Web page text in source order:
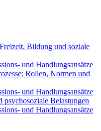
Bildung und soziale
und Handlungsansätze
Rollen, Normen und
und Handlungsansätze
psychosoziale Belastungen
und Handlungsansätze